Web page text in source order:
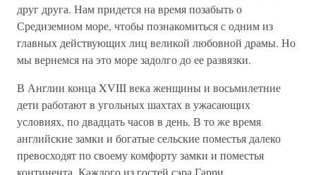
друг друга. Нам придется на время позабыть о
Средиземном море, чтобы познакомиться с одним из
главных действующих лиц великой любовной драмы. Но
мы вернемся на это море задолго до ее развязки.
В Англии конца XVIII века женщины и восьмилетние
дети работают в угольных шахтах в ужасающих
условиях, по двадцать часов в день. В то же время
английские замки и богатые сельские поместья далеко
превосходят по своему комфорту замки и поместья
континента. Каждого из гостей сэра Гарри